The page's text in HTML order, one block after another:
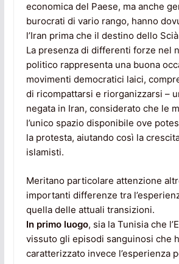
economica del Paese, ma anche
burocrati di vario rango, hanno
l’Iran prima che il destino dello
La presenza di differenti forze nel
politico rappresenta una buona
movimenti democratici laici,
di ricompattarsi e riorganizzarsi –
negata in Iran, considerato che le
l’unico spazio disponibile ove
la protesta, aiutando così la
islamisti.
Meritano particolare attenzione
importanti differenze tra
quella delle attuali transizioni.
In primo luogo, sia la Tunisia che
vissuto gli episodi sanguinosi che
caratterizzato invece l’esperienza